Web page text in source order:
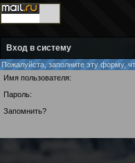
Вход в систему
Пожалуйста, заполните эту форму,
Имя пользователя:
Пароль:
Запомнить?